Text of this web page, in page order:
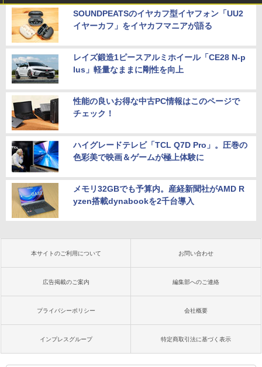
SOUNDPEATSのイヤカフ型イヤフォン「UU2
イヤーカフ」をイヤカフマニアが語る
レイズ鍛造1ピースアルミホイール「CE28 N-p
lus」軽量なままに剛性を向上
性能の良いお得な中古PC情報はこのページで
チェック！
ハイグレードテレビ「TCL Q7D Pro」。圧巻の
色彩美で映画＆ゲームが極上体験に
メモリ32GBでも予算内。産経新聞社がAMD R
yzen搭載dynabookを2千台導入
本サイトのご利用について お問い合わせ
広告掲載のご案内 編集部へのご連絡
プライバシーポリシー 会社概要
インプレスグループ 特定商取引法に基づく表示